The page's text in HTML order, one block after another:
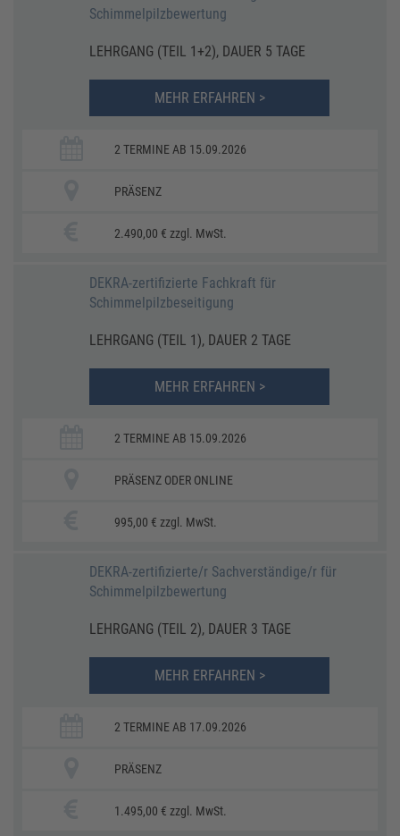
Schimmelpilzbewertung
LEHRGANG (TEIL 1+2), DAUER 5 TAGE
MEHR ERFAHREN >
2 TERMINE AB 15.09.2026
PRÄSENZ
2.490,00 € zzgl. MwSt.
DEKRA-zertifizierte Fachkraft für
Schimmelpilzbeseitigung
LEHRGANG (TEIL 1), DAUER 2 TAGE
MEHR ERFAHREN >
2 TERMINE AB 15.09.2026
PRÄSENZ ODER ONLINE
995,00 € zzgl. MwSt.
DEKRA-zertifizierte/r Sachverständige/r für
Schimmelpilzbewertung
LEHRGANG (TEIL 2), DAUER 3 TAGE
MEHR ERFAHREN >
2 TERMINE AB 17.09.2026
PRÄSENZ
1.495,00 € zzgl. MwSt.